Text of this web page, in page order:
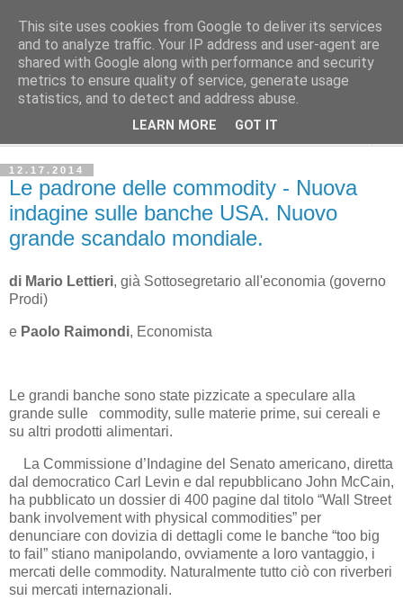
Avvenire dei Lavoratori
ECONOMIA
12.17.2014
Le padrone delle commodity - Nuova
indagine sulle banche USA. Nuovo
grande scandalo mondiale.
di Mario Lettieri, già Sottosegretario all'economia (governo
Prodi)
e Paolo Raimondi, Economista
Le grandi banche sono state pizzicate a speculare alla
grande sulle commodity, sulle materie prime, sui cereali e
su altri prodotti alimentari.
La Commissione d’Indagine del Senato americano, diretta
dal democratico Carl Levin e dal repubblicano John McCain,
ha pubblicato un dossier di 400 pagine dal titolo “Wall Street
bank involvement with physical commodities” per
denunciare con dovizia di dettagli come le banche “too big
to fail” stiano manipolando, ovviamente a loro vantaggio, i
mercati delle commodity. Naturalmente tutto ciò con riverberi
sui mercati internazionali.
This site uses cookies from Google to deliver its services
and to analyze traffic. Your IP address and user-agent are
shared with Google along with performance and security
metrics to ensure quality of service, generate usage
statistics, and to detect and address abuse.
LEARN MORE GOT IT